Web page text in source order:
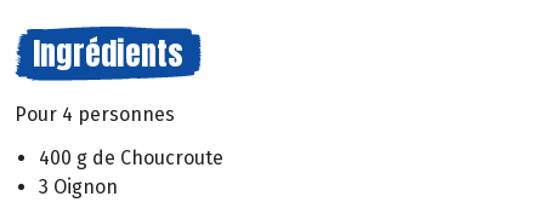
Ingrédients
Pour 4 personnes
400 g de Choucroute
3 Oignon